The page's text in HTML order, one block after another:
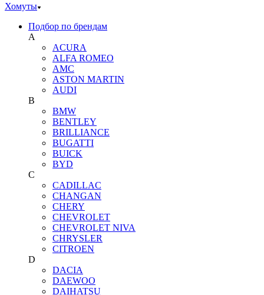
Хомуты
Подбор по брендам
A
ACURA
ALFA ROMEO
AMC
ASTON MARTIN
AUDI
B
BMW
BENTLEY
BRILLIANCE
BUGATTI
BUICK
BYD
C
CADILLAC
CHANGAN
CHERY
CHEVROLET
CHEVROLET NIVA
CHRYSLER
CITROEN
D
DACIA
DAEWOO
DAIHATSU